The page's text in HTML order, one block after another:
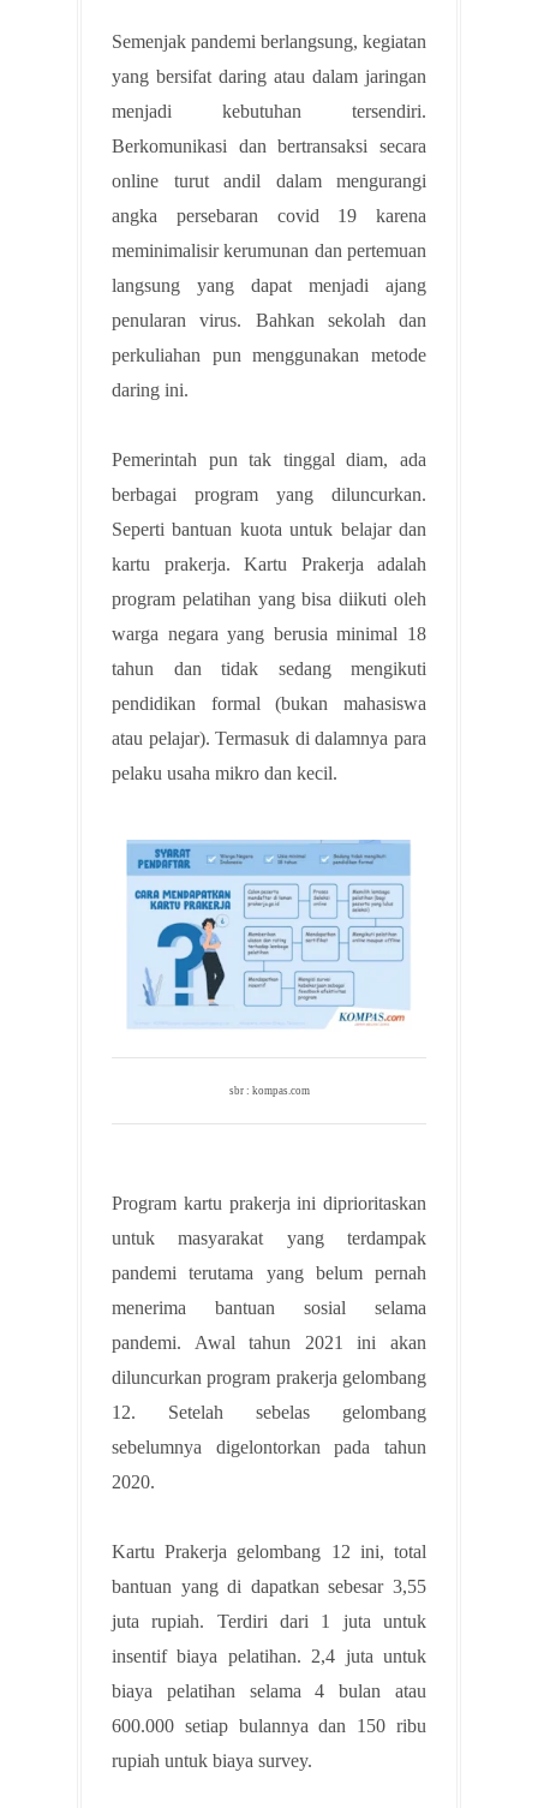
Semenjak pandemi berlangsung, kegiatan
yang bersifat daring atau dalam jaringan
menjadi kebutuhan tersendiri.
Berkomunikasi dan bertransaksi secara
online turut andil dalam mengurangi
angka persebaran covid 19 karena
meminimalisir kerumunan dan pertemuan
langsung yang dapat menjadi ajang
penularan virus. Bahkan sekolah dan
perkuliahan pun menggunakan metode
daring ini.
Pemerintah pun tak tinggal diam, ada
berbagai program yang diluncurkan.
Seperti bantuan kuota untuk belajar dan
kartu prakerja. Kartu Prakerja adalah
program pelatihan yang bisa diikuti oleh
warga negara yang berusia minimal 18
tahun dan tidak sedang mengikuti
pendidikan formal (bukan mahasiswa
atau pelajar). Termasuk di dalamnya para
pelaku usaha mikro dan kecil.
sbr : kompas.com
Program kartu prakerja ini diprioritaskan
untuk masyarakat yang terdampak
pandemi terutama yang belum pernah
menerima bantuan sosial selama
pandemi. Awal tahun 2021 ini akan
diluncurkan program prakerja gelombang
12. Setelah sebelas gelombang
sebelumnya digelontorkan pada tahun
2020.
Kartu Prakerja gelombang 12 ini, total
bantuan yang di dapatkan sebesar 3,55
juta rupiah. Terdiri dari 1 juta untuk
insentif biaya pelatihan. 2,4 juta untuk
biaya pelatihan selama 4 bulan atau
600.000 setiap bulannya dan 150 ribu
rupiah untuk biaya survey.